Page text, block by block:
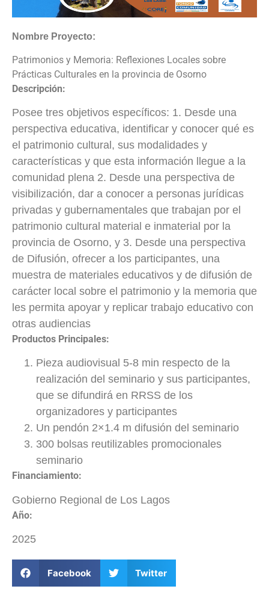
Nombre Proyecto:
Patrimonios y Memoria: Reflexiones Locales sobre
Prácticas Culturales en la provincia de Osorno
Descripción:
Posee tres objetivos específicos: 1. Desde una
perspectiva educativa, identificar y conocer qué es
el patrimonio cultural, sus modalidades y
características y que esta información llegue a la
comunidad plena 2. Desde una perspectiva de
visibilización, dar a conocer a personas jurídicas
privadas y gubernamentales que trabajan por el
patrimonio cultural material e inmaterial por la
provincia de Osorno, y 3. Desde una perspectiva
de Difusión, ofrecer a los participantes, una
muestra de materiales educativos y de difusión de
carácter local sobre el patrimonio y la memoria que
les permita apoyar y replicar trabajo educativo con
otras audiencias
Productos Principales:
Pieza audiovisual 5-8 min respecto de la
realización del seminario y sus participantes,
que se difundirá en RRSS de los
organizadores y participantes
Un pendón 2×1.4 m difusión del seminario
300 bolsas reutilizables promocionales
seminario
Financiamiento:
Gobierno Regional de Los Lagos
Año:
2025
Facebook Twitter